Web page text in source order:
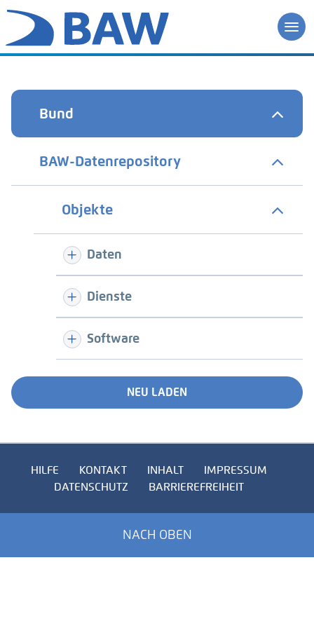
Bund
BAW-Datenrepository
Objekte
Daten
Dienste
Software
NEU LADEN
HILFE KONTAKT INHALT
IMPRESSUM
DATENSCHUTZ
BARRIEREFREIHEIT
NACH OBEN